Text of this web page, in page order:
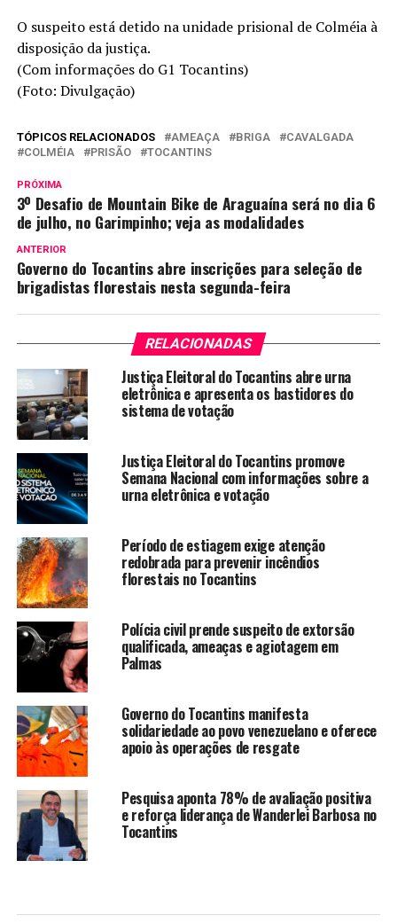
O suspeito está detido na unidade prisional de Colméia à
disposição da justiça.
(Com informações do G1 Tocantins)
(Foto: Divulgação)
TÓPICOS RELACIONADOS AMEAÇA BRIGA
CAVALGADA
COLMÉIA
PRISÃO TOCANTINS
PRÓXIMA
3º Desafio de Mountain Bike de Araguaína será no dia 6
de julho, no Garimpinho; veja as modalidades
ANTERIOR
Governo do Tocantins abre inscrições para seleção de
brigadistas florestais nesta segunda-feira
RELACIONADAS
Justiça Eleitoral do Tocantins abre urna
eletrônica e apresenta os bastidores do
sistema de votação
Justiça Eleitoral do Tocantins promove
Semana Nacional com informações sobre a
urna eletrônica e votação
Período de estiagem exige atenção
redobrada para prevenir incêndios
florestais no Tocantins
Polícia civil prende suspeito de extorsão
qualificada, ameaças e agiotagem em
Palmas
Governo do Tocantins manifesta
solidariedade ao povo venezuelano e oferece
apoio às operações de resgate
Pesquisa aponta 78% de avaliação positiva
e reforça liderança de Wanderlei Barbosa no
Tocantins